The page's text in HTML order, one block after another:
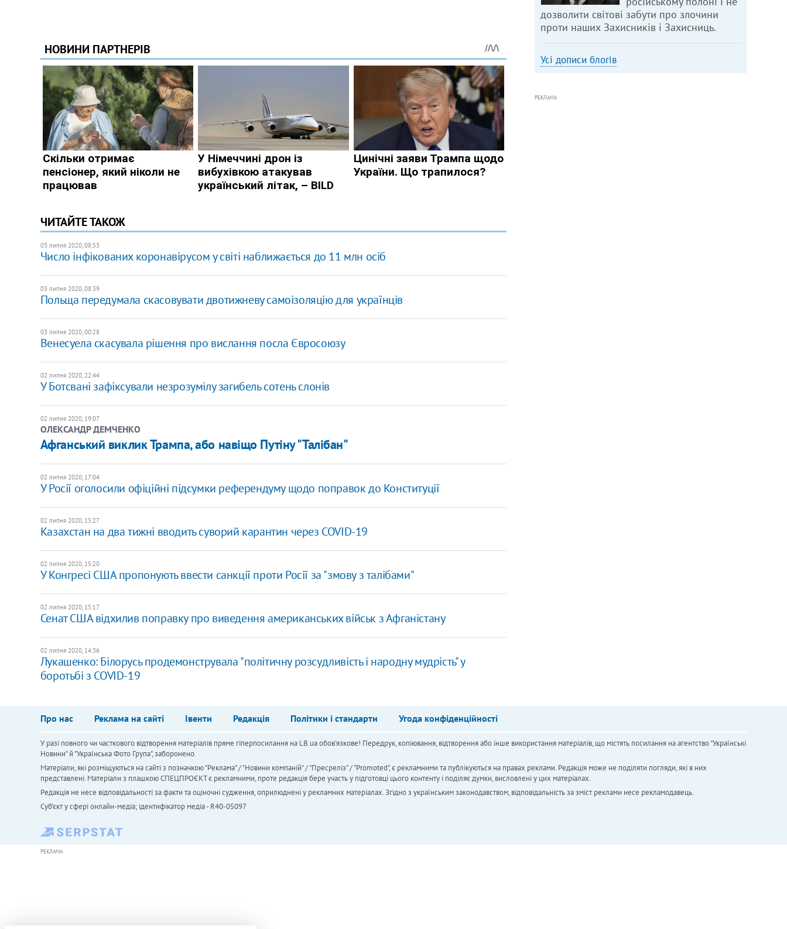
ЧИТАЙТЕ ТАКОЖ
03 липня 2020, 08:53
Число інфікованих коронавірусом у світі наближається до 11 млн осіб
03 липня 2020, 08:39
Польща передумала скасовувати двотижневу самоізоляцію для українців
03 липня 2020, 00:28
Венесуела скасувала рішення про вислання посла Євросоюзу
02 липня 2020, 22:44
У Ботсвані зафіксували незрозумілу загибель сотень слонів
02 липня 2020, 19:07
ОЛЕКСАНДР ДЕМЧЕНКО
Афганський виклик Трампа, або навіщо Путіну "Талібан"
02 липня 2020, 17:04
У Росії оголосили офіційні підсумки референдуму щодо поправок до Конституції
02 липня 2020, 15:27
Казахстан на два тижні вводить суворий карантин через COVID-19
02 липня 2020, 15:20
У Конгресі США пропонують ввести санкції проти Росії за "змову з талібами"
02 липня 2020, 15:17
Сенат США відхилив поправку про виведення американських військ з Афганістану
02 липня 2020, 14:36
Лукашенко: Білорусь продемонструвала "політичну розсудливість і народну мудрість" у
боротьбі з COVID-19
дозволити світові забути про злочини
проти наших Захисників і Захисниць.
Усі дописи блогів
РЕКЛАМА
Про нас Реклама на сайті Івенти Редакція Політики і стандарти Угода конфіденційності
У разі повного чи часткового відтворення матеріалів пряме гіперпосилання на LB.ua обов'язкове! Передрук, копіювання, відтворення або інше використання матеріалів, що містять посилання на агентство "Українськi
Новини" й "Українська Фото Група", заборонено.
Матеріали, які розміщуються на сайті з позначкою "Реклама" / "Новини компаній" / "Пресреліз" / "Promoted", є рекламними та публікуються на правах реклами. Редакція може не поділяти погляди, які в них
представлені. Матеріали з плашкою СПЕЦПРОЄКТ є рекламними, проте редакція бере участь у підготовці цього контенту і поділяє думки, висловлені у цих матеріалах.
Редакція не несе відповідальності за факти та оціночні судження, оприлюднені у рекламних матеріалах. Згідно з українським законодавством, відповідальність за зміст реклами несе рекламодавець.
Cуб'єкт у сфері онлайн-медіа; ідентифікатор медіа - R40-05097
РЕКЛАМА